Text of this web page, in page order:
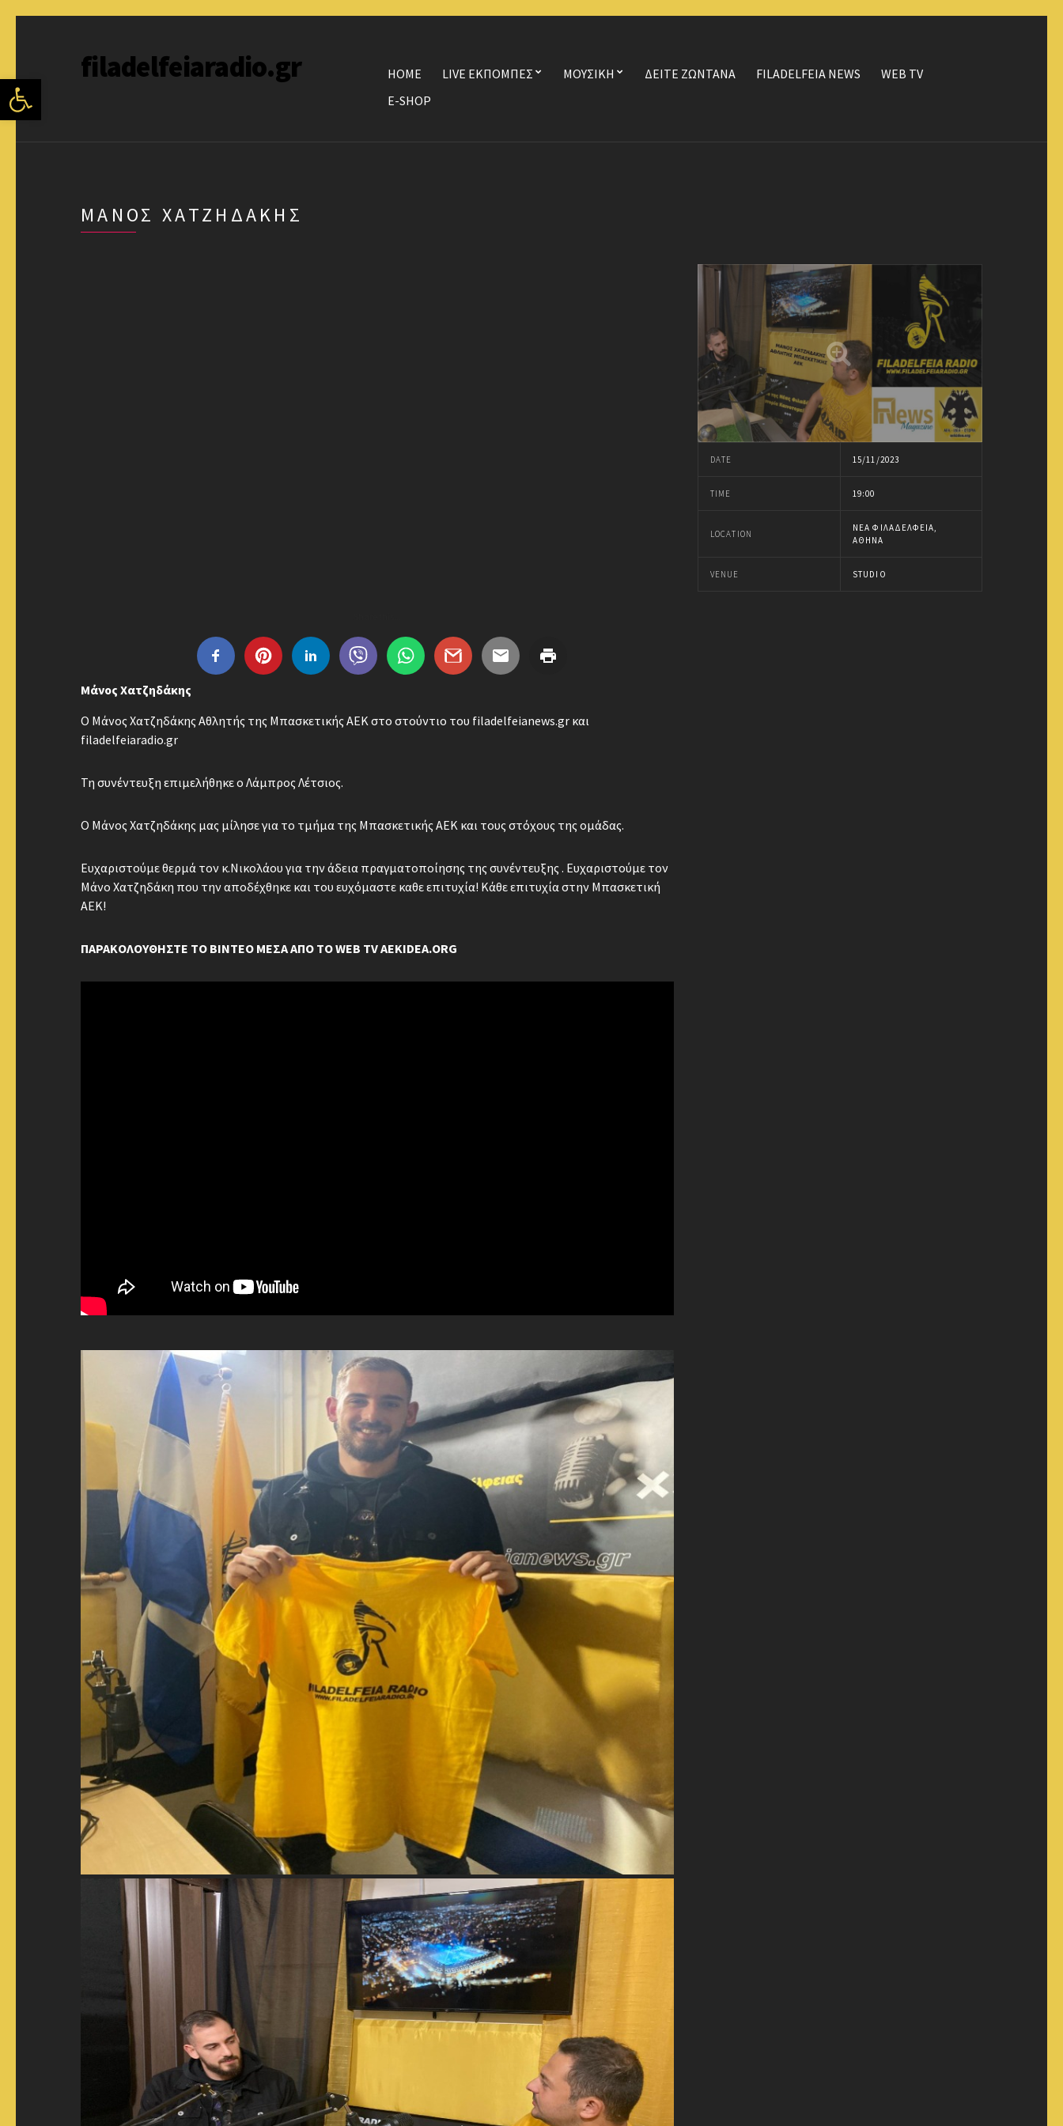
Ανοίξτε τη γραμμή εργαλείων
filadelfeiaradio.gr HOME LIVE ΕΚΠΟΜΠΕΣ ΜΟΥΣΙΚΗ ΔΕΙΤΕ ΖΩΝΤΑΝΑ FILADELFEIA NEWS
WEB TV
E-SHOP
ΜΆΝΟΣ ΧΑΤΖΗΔΆΚΗΣ
DATE 15/11/2023
TIME 19:00
LOCATION
ΝΈΑ ΦΙΛΑΔΈΛΦΕΙΑ,
ΑΘΉΝΑ
VENUE STUDIO
Μάνος Χατζηδάκης
Ο Μάνος Χατζηδάκης Αθλητής της Μπασκετικής ΑΕΚ στο στούντιο του filadelfeianews.gr και
filadelfeiaradio.gr
Τη συνέντευξη επιμελήθηκε ο Λάμπρος Λέτσιος.
Ο Μάνος Χατζηδάκης μας μίλησε για το τμήμα της Μπασκετικής ΑΕΚ και τους στόχους της ομάδας.
Ευχαριστούμε θερμά τον κ.Νικολάου για την άδεια πραγματοποίησης της συνέντευξης . Ευχαριστούμε τον
Μάνο Χατζηδάκη που την αποδέχθηκε και του ευχόμαστε καθε επιτυχία! Κάθε επιτυχία στην Μπασκετική
ΑΕΚ!
ΠΑΡΑΚΟΛΟΥΘΗΣΤΕ ΤΟ ΒΙΝΤΕΟ ΜΕΣΑ ΑΠΟ ΤΟ WEB TV AEKIDEA.ORG